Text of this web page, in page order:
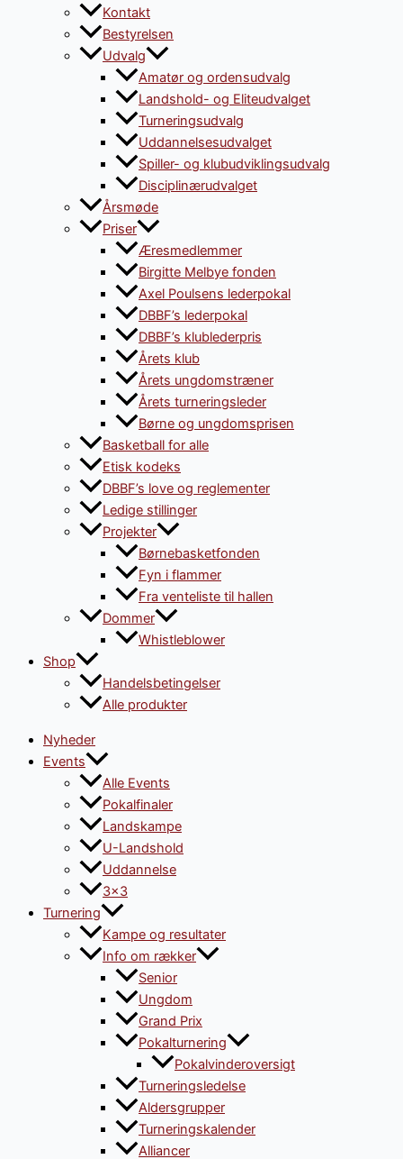
Kontakt
Bestyrelsen
Udvalg
Amatør og ordensudvalg
Landshold- og Eliteudvalget
Turneringsudvalg
Uddannelsesudvalget
Spiller- og klubudviklingsudvalg
Disciplinærudvalget
Årsmøde
Priser
Æresmedlemmer
Birgitte Melbye fonden
Axel Poulsens lederpokal
DBBF’s lederpokal
DBBF’s klublederpris
Årets klub
Årets ungdomstræner
Årets turneringsleder
Børne og ungdomsprisen
Basketball for alle
Etisk kodeks
DBBF’s love og reglementer
Ledige stillinger
Projekter
Børnebasketfonden
Fyn i flammer
Fra venteliste til hallen
Dommer
Whistleblower
Shop
Handelsbetingelser
Alle produkter
Nyheder
Events
Alle Events
Pokalfinaler
Landskampe
U-Landshold
Uddannelse
3×3
Turnering
Kampe og resultater
Info om rækker
Senior
Ungdom
Grand Prix
Pokalturnering
Pokalvinderoversigt
Turneringsledelse
Aldersgrupper
Turneringskalender
Alliancer